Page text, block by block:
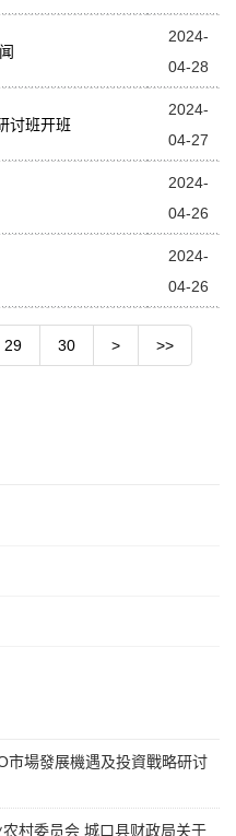
2024-
04-28
讨班开班
2024-
04-27
2024-
04-26
2024-
04-26
29 30 > >>
市場發展機遇及投資戰略研讨
村委员会 城口县财政局关于